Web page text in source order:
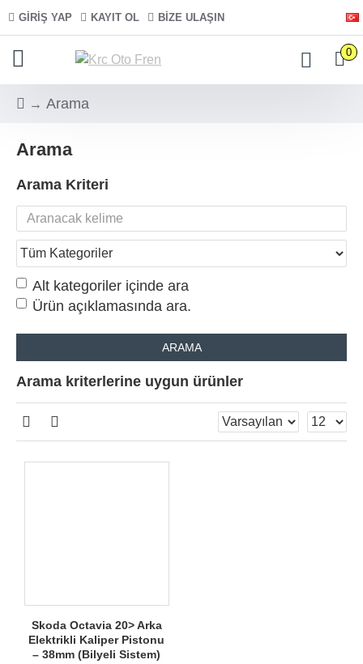
GIRIŞ YAP KAYIT OL BIZE ULAŞIN
0
Arama
Arama
Arama Kriteri
Alt kategoriler içinde ara
Ürün açıklamasında ara.
ARAMA
Arama kriterlerine uygun ürünler
Skoda Octavia 20> Arka
Elektrikli Kaliper Pistonu
– 38mm (Bilyeli Sistem)